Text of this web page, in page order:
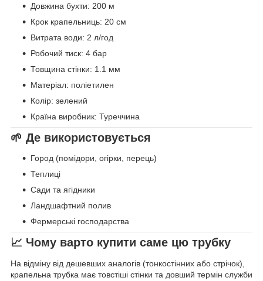
Довжина бухти: 200 м
Крок крапельниць: 20 см
Витрата води: 2 л/год
Робочий тиск: 4 бар
Товщина стінки: 1.1 мм
Матеріал: поліетилен
Колір: зелений
Країна виробник: Туреччина
🌱 Де використовується
Город (помідори, огірки, перець)
Теплиці
Сади та ягідники
Ландшафтний полив
Фермерські господарства
📈 Чому варто купити саме цю трубку
На відміну від дешевших аналогів (тонкостінних або стрічок),
крапельна трубка має товстіші стінки та довший термін служби